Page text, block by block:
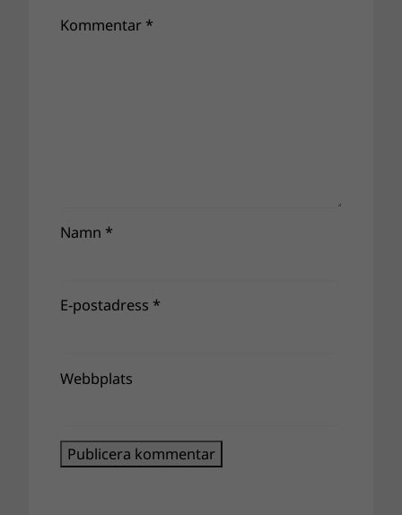
Kommentar *
Namn *
E-postadress *
Webbplats